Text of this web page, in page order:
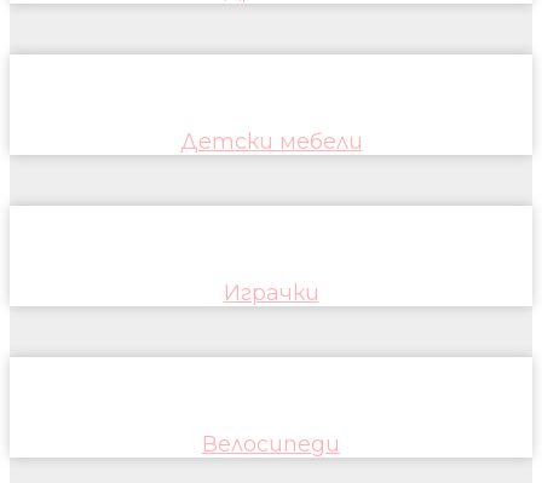
Детски мебели
Играчки
Велосипеди